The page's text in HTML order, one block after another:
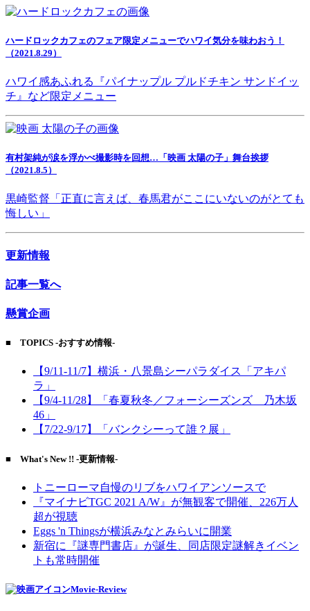
ハードロックカフェのフェア限定メニューでハワイ気分を味わおう！
（2021.8.29）
ハワイ感あふれる『パイナップル プルドチキン サンドイッ
チ』など限定メニュー
有村架純が涙を浮かべ撮影時を回想…「映画 太陽の子」舞台挨拶
（2021.8.5）
黒崎監督「正直に言えば、春馬君がここにいないのがとても
悔しい」
更新情報
記事一覧へ
懸賞企画
■ TOPICS -おすすめ情報-
【9/11-11/7】横浜・八景島シーパラダイス「アキパ
ラ」
【9/4-11/28】「春夏秋冬／フォーシーズンズ 乃木坂
46」
【7/22-9/17】「バンクシーって誰？展」
■ What's New !! -更新情報-
トニーローマ自慢のリブをハワイアンソースで
『マイナビTGC 2021 A/W』が無観客で開催、226万人
超が視聴
Eggs 'n Thingsが横浜みなとみらいに開業
新宿に『謎専門書店』が誕生、同店限定謎解きイベン
トも常時開催
Movie-Review